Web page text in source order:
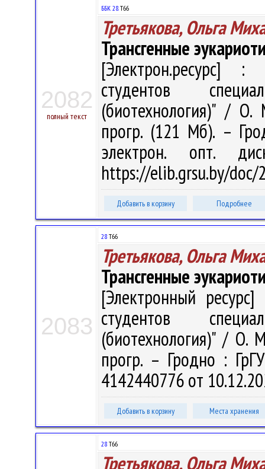
2082
полный текст
ББК 28.Т66
Третьякова, Ольга
Трансгенные
[Электрон.ресурс] :
студентов
(биотехнология)" / О.
прогр. (121 Мб). –
электрон. опт.
https://elib.grsu.by/doc/
Добавить в корзину Подробнее
2083
28 Т66
Третьякова, Ольга
Трансгенные
[Электронный
студентов
(биотехнология)" / О.
прогр. – Гродно :
4142440776 от
Добавить в корзину Места хранения
28 Т66
Третьякова, Ольга